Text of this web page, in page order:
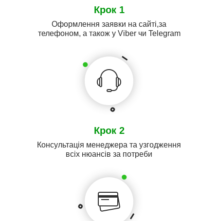
Крок 1
Оформлення заявки на сайті,за
телефоном, а також у Viber чи Telegram
Крок 2
Консультація менеджера та узгодження
всіх нюансів за потреби